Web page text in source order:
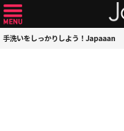
手洗いをしっかりしよう！Japaaan